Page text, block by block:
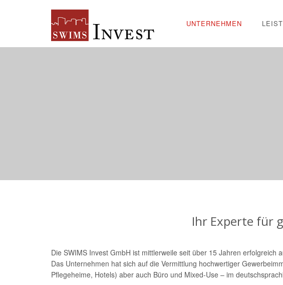
UNTERNEHMEN
Ihr Experte für
Die SWIMS Invest GmbH ist mittlerweile seit über 15 Jahren erfolgreich
Das Unternehmen hat sich auf die Vermittlung hochwertiger
Pflegeheime, Hotels) aber auch Büro und Mixed-Use – im